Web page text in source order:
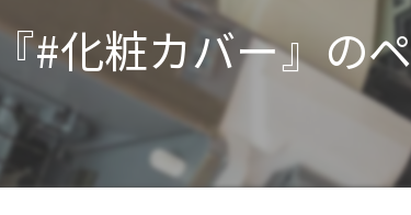
コンセント工事
ドアホン工事
照明工事
防犯カメラ工事
配線
リ
オ
新築
#化粧カバー』の